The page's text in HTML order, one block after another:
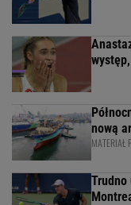
nową
MATERIAŁ
Trudno